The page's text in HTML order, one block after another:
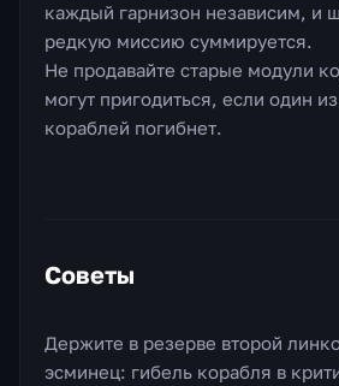
каждый гарнизон независим, и
редкую миссию суммируется.
Не продавайте старые модули
могут пригодиться, если один
кораблей погибнет.
Советы
Держите в резерве второй
эсминец: гибель корабля в